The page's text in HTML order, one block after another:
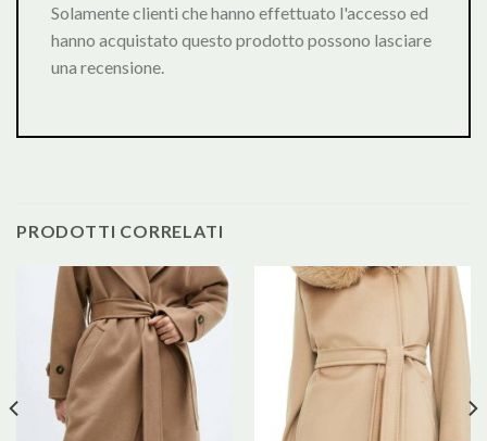
Solamente clienti che hanno effettuato l'accesso ed
hanno acquistato questo prodotto possono lasciare
una recensione.
PRODOTTI CORRELATI